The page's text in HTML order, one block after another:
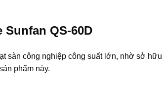
QS-60D
sàn công nghiệp công suất lớn, nhờ sở hữu
phẩm này.